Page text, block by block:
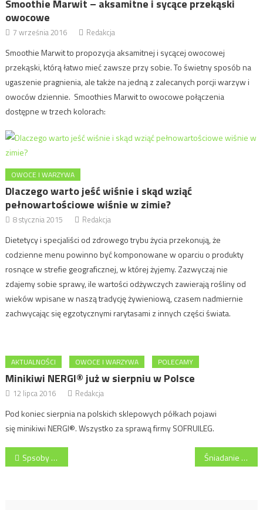
Smoothie Marwit – aksamitne i sycące przekąski
owocowe
7 września 2016 Redakcja
Smoothie Marwit to propozycja aksamitnej i sycącej owocowej
przekąski, którą łatwo mieć zawsze przy sobie. To świetny sposób na
ugaszenie pragnienia, ale także na jedną z zalecanych porcji warzyw i
owoców dziennie. Smoothies Marwit to owocowe połączenia
dostępne w trzech kolorach:
OWOCE I WARZYWA
Dlaczego warto jeść wiśnie i skąd wziąć
pełnowartościowe wiśnie w zimie?
8 stycznia 2015 Redakcja
Dietetycy i specjaliści od zdrowego trybu życia przekonują, że
codzienne menu powinno być komponowane w oparciu o produkty
rosnące w strefie geograficznej, w której żyjemy. Zazwyczaj nie
zdajemy sobie sprawy, ile wartości odżywczych zawierają rośliny od
wieków wpisane w naszą tradycję żywieniową, czasem nadmiernie
zachwycając się egzotycznymi rarytasami z innych części świata.
AKTUALNOŚCI OWOCE I WARZYWA POLECAMY
Minikiwi NERGI® już w sierpniu w Polsce
12 lipca 2016 Redakcja
Pod koniec sierpnia na polskich sklepowych półkach pojawi
się minikiwi NERGI®. Wszystko za sprawą firmy SOFRUILEG.
Nawigacja
Spsoby na większe zainteresowanie zakupem wołowiny – weź udział w bezpłatnym szkoleniu Śniadanie takie, że ŁOOO – zapewnią dżemy, powidła i konfitury Łooowicz!